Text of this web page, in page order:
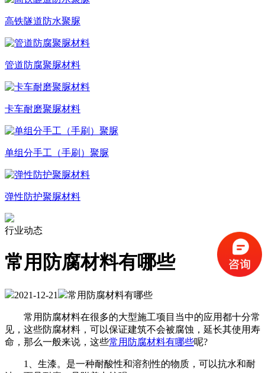
高铁隧道防水聚脲
管道防腐聚脲材料
卡车耐磨聚脲材料
单组分手工（手刷）聚脲
弹性防护聚脲材料
行业动态
常用防腐材料有哪些
2021-12-21 常用防腐材料有哪些
常用防腐材料在很多的大型施工项目当中的应用都十分常
见，这些防腐材料，可以保证建筑不会被腐蚀，延长其使用寿
命，那么一般来说，这些常用防腐材料有哪些呢?
1、生漆。是一种耐酸性和溶剂性的物质，可以抗水和耐